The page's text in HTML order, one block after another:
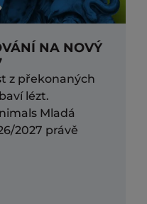
NA NOVÝ
z překonaných
lézt.
Mladá
2027 právě